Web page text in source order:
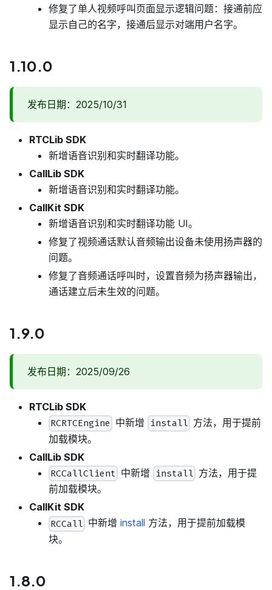
修复了单人视频呼叫页面显示逻辑问题：接通前应
显示自己的名字，接通后显示对端用户名字。
1.10.0
发布日期：2025/10/31
RTCLib SDK
新增语音识别和实时翻译功能。
CallLib SDK
新增语音识别和实时翻译功能。
CallKit SDK
新增语音识别和实时翻译功能 UI。
修复了视频通话默认音频输出设备未使用扬声器的
问题。
修复了音频通话呼叫时，设置音频为扬声器输出，
通话建立后未生效的问题。
1.9.0
发布日期：2025/09/26
RTCLib SDK
RCRTCEngine 中新增 install 方法，用于提前
加载模块。
CallLib SDK
RCCallClient 中新增 install 方法，用于提
前加载模块。
CallKit SDK
RCCall 中新增install 方法，用于提前加载模
块。
1.8.0